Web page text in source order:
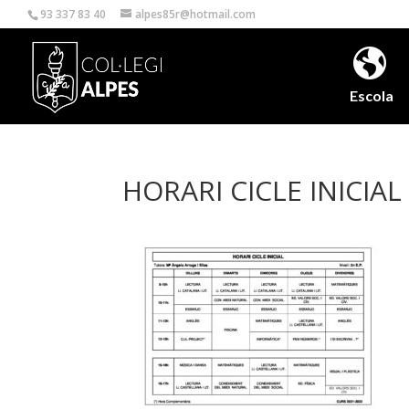
93 337 83 40 alpes85r@hotmail.com
Escola
HORARI CICLE